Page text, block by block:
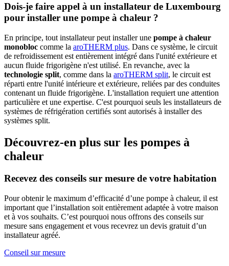
Dois-je faire appel à un installateur de Luxembourg
pour installer une pompe à chaleur ?
En principe, tout installateur peut installer une pompe à chaleur
monobloc comme la aroTHERM plus. Dans ce système, le circuit
de refroidissement est entièrement intégré dans l'unité extérieure et
aucun fluide frigorigène n'est utilisé. En revanche, avec la
technologie split, comme dans la aroTHERM split, le circuit est
réparti entre l'unité intérieure et extérieure, reliées par des conduites
contenant un fluide frigorigène. L'installation requiert une attention
particulière et une expertise. C'est pourquoi seuls les installateurs de
systèmes de réfrigération certifiés sont autorisés à installer des
systèmes split.
Découvrez-en plus sur les pompes à
chaleur
Recevez des conseils sur mesure de votre habitation
Pour obtenir le maximum d’efficacité d’une pompe à chaleur, il est
important que l’installation soit entièrement adaptée à votre maison
et à vos souhaits. C’est pourquoi nous offrons des conseils sur
mesure sans engagement et vous recevrez un devis gratuit d’un
installateur agréé.
Conseil sur mesure